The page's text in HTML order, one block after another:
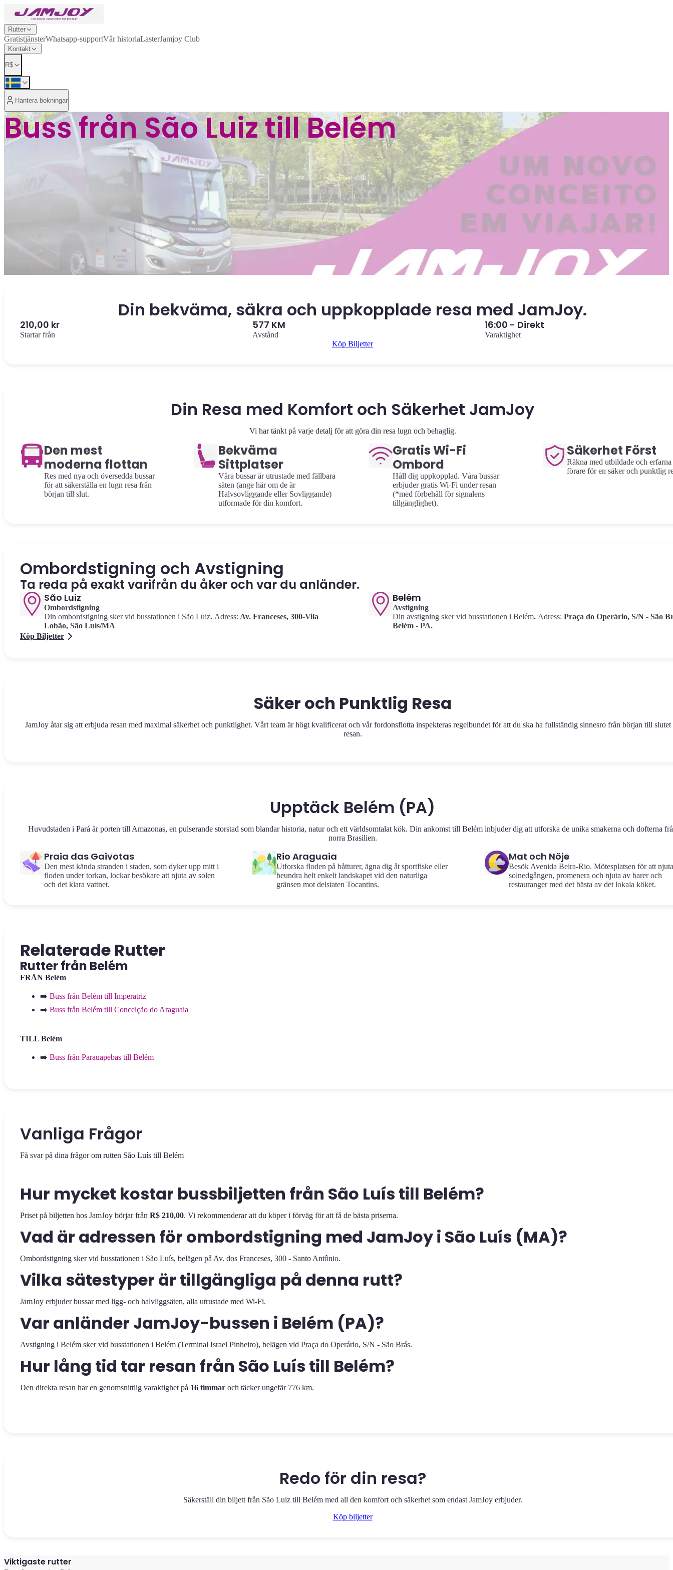
Rutter
GratistjänsterWhatsapp-supportVår historiaLasterJamjoy Club
Kontakt
R$
Hantera bokningar
Buss från São Luiz till Belém
Din bekväma, säkra och uppkopplade resa med JamJoy.
210,00 kr
Startar från
577 KM
Avstånd
16:00 - Direkt
Varaktighet
Köp Biljetter
Din Resa med Komfort och Säkerhet JamJoy
Vi har tänkt på varje detalj för att göra din resa lugn och behaglig.
Den mest
moderna flottan
Res med nya och översedda bussar
för att säkerställa en lugn resa från
början till slut.
Bekväma
Sittplatser
Våra bussar är utrustade med fällbara
säten (ange här om de är
Halvsovliggande eller Sovliggande)
utformade för din komfort.
Gratis Wi-Fi
Ombord
Håll dig uppkopplad. Våra bussar
erbjuder gratis Wi-Fi under resan
(*med förbehåll för signalens
tillgänglighet).
Säkerhet Först
Räkna med utbildade och erfarna
förare för en säker och punktlig
Ombordstigning och Avstigning
Ta reda på exakt varifrån du åker och var du anländer.
São Luiz
Ombordstigning
Din ombordstigning sker vid busstationen i São Luiz. Adress: Av. Franceses, 300-Vila
Lobão, São Luís/MA
Belém
Avstigning
Din avstigning sker vid busstationen i Belém. Adress: Praça do Operário, S/N - São
Belém - PA.
Köp Biljetter
Säker och Punktlig Resa
JamJoy åtar sig att erbjuda resan med maximal säkerhet och punktlighet. Vårt team är högt kvalificerat och vår fordonsflotta inspekteras regelbundet för att du ska ha fullständig sinnesro från början till slutet
resan.
Upptäck Belém (PA)
Huvudstaden i Pará är porten till Amazonas, en pulserande storstad som blandar historia, natur och ett världsomtalat kök. Din ankomst till Belém inbjuder dig att utforska de unika smakerna och dofterna
norra Brasilien.
Praia das Gaivotas
Den mest kända stranden i staden, som dyker upp mitt i
floden under torkan, lockar besökare att njuta av solen
och det klara vattnet.
Rio Araguaia
Utforska floden på båtturer, ägna dig åt sportfiske eller
beundra helt enkelt landskapet vid den naturliga
gränsen mot delstaten Tocantins.
Mat och Nöje
Besök Avenida Beira-Rio. Mötesplatsen för att
solnedgången, promenera och njuta av barer och
restauranger med det bästa av det lokala köket.
Relaterade Rutter
Rutter från Belém
FRÅN Belém
➡️ Buss från Belém till Imperatriz
➡️ Buss från Belém till Conceição do Araguaia
TILL Belém
➡️ Buss från Parauapebas till Belém
Vanliga Frågor
Få svar på dina frågor om rutten São Luís till Belém
Hur mycket kostar bussbiljetten från São Luís till Belém?
Priset på biljetten hos JamJoy börjar från R$ 210,00. Vi rekommenderar att du köper i förväg för att få de bästa priserna.
Vad är adressen för ombordstigning med JamJoy i São Luís (MA)?
Ombordstigning sker vid busstationen i São Luís, belägen på Av. dos Franceses, 300 - Santo Antônio.
Vilka sätestyper är tillgängliga på denna rutt?
JamJoy erbjuder bussar med ligg- och halvliggsäten, alla utrustade med Wi-Fi.
Var anländer JamJoy-bussen i Belém (PA)?
Avstigning i Belém sker vid busstationen i Belém (Terminal Israel Pinheiro), belägen vid Praça do Operário, S/N - São Brás.
Hur lång tid tar resan från São Luís till Belém?
Den direkta resan har en genomsnittlig varaktighet på 16 timmar och täcker ungefär 776 km.
Redo för din resa?
Säkerställ din biljett från São Luiz till Belém med all den komfort och säkerhet som endast JamJoy erbjuder.
Köp biljetter
Viktigaste rutter